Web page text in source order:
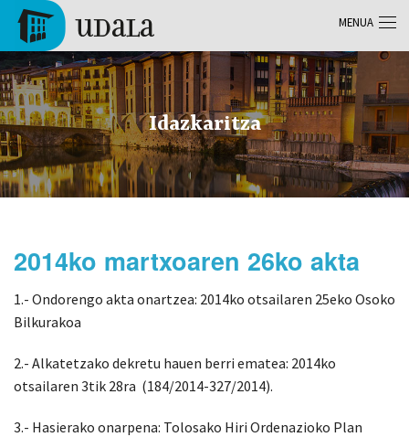
Skip to main content
Tolosa
Idazkaritza
2014ko martxoaren 26ko akta
1.- Ondorengo akta onartzea: 2014ko otsailaren 25eko Osoko
Bilkurakoa
2.- Alkatetzako dekretu hauen berri ematea: 2014ko
otsailaren 3tik 28ra (184/2014-327/2014).
3.- Hasierako onarpena: Tolosako Hiri Ordenazioko Plan
MENUA